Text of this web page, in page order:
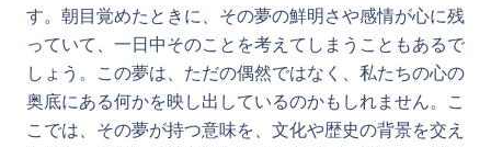
す。朝目覚めたときに、その夢の鮮明さや感情が心に残
っていて、一日中そのことを考えてしまうこともあるで
しょう。この夢は、ただの偶然ではなく、私たちの心の
奥底にある何かを映し出しているのかもしれません。こ
こでは、その夢が持つ意味を、文化や歴史の背景を交え